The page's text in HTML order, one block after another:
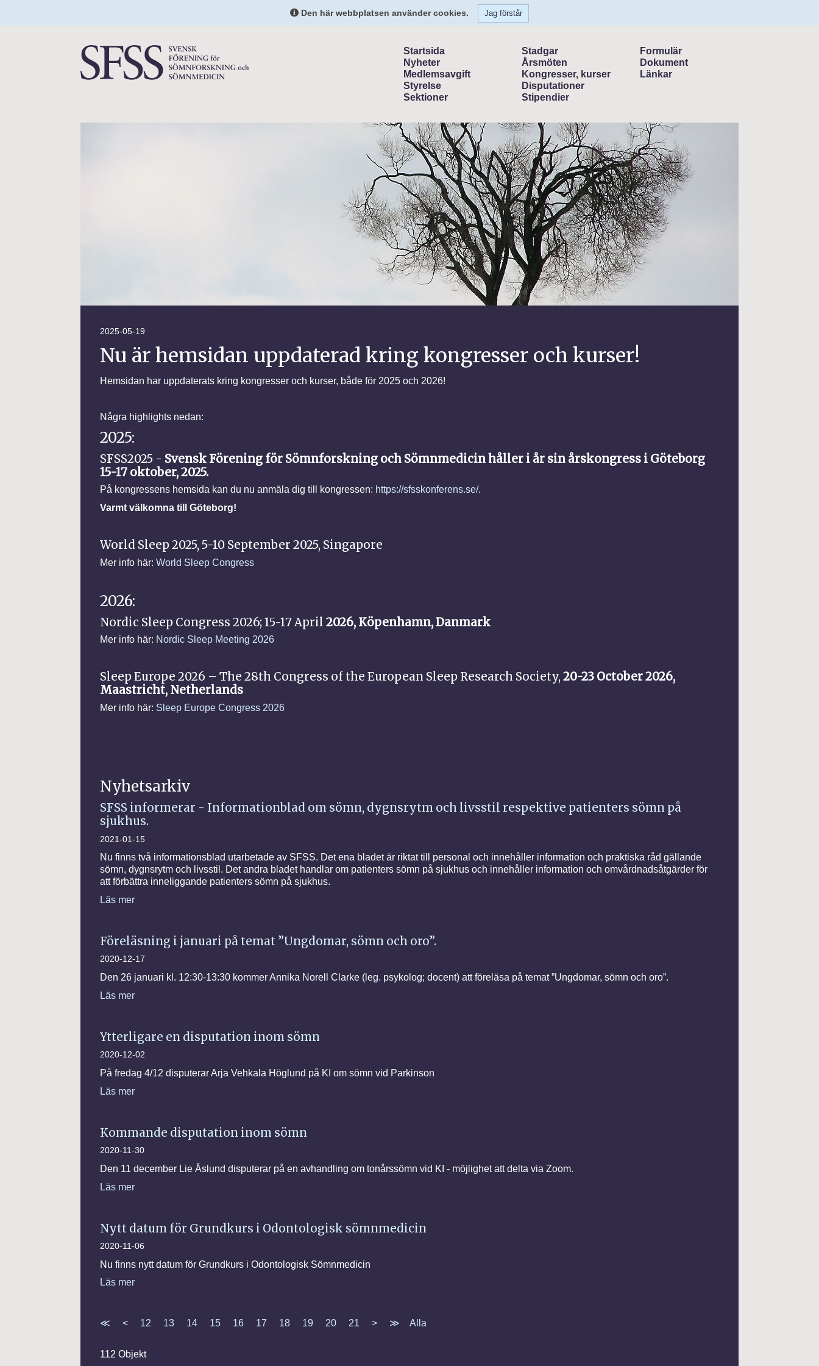
Den här webbplatsen använder cookies. Jag förstår
Startsida
Nyheter
Medlemsavgift
Styrelse
Sektioner
Stadgar
Årsmöten
Kongresser, kurser
Disputationer
Stipendier
Formulär
Dokument
Länkar
2025-05-19
Nu är hemsidan uppdaterad kring kongresser och kurser!
Hemsidan har uppdaterats kring kongresser och kurser, både för 2025 och 2026!
Några highlights nedan:
2025:
SFSS2025 - Svensk Förening för Sömnforskning och Sömnmedicin håller i år sin årskongress i Göteborg
15-17 oktober, 2025.
På kongressens hemsida kan du nu anmäla dig till kongressen: https://sfsskonferens.se/.
Varmt välkomna till Göteborg!
World Sleep 2025, 5-10 September 2025, Singapore
Mer info här: World Sleep Congress
2026:
Nordic Sleep Congress 2026; 15-17 April 2026, Köpenhamn, Danmark
Mer info här: Nordic Sleep Meeting 2026
Sleep Europe 2026 – The 28th Congress of the European Sleep Research Society, 20-23 October 2026,
Maastricht, Netherlands
Mer info här: Sleep Europe Congress 2026
Nyhetsarkiv
SFSS informerar - Informationblad om sömn, dygnsrytm och livsstil respektive patienters sömn på
sjukhus.
2021-01-15
Nu finns två informationsblad utarbetade av SFSS. Det ena bladet är riktat till personal och innehåller information och praktiska råd gällande
sömn, dygnsrytm och livsstil. Det andra bladet handlar om patienters sömn på sjukhus och innehåller information och omvårdnadsåtgärder för
att förbättra inneliggande patienters sömn på sjukhus.
Läs mer
Föreläsning i januari på temat ”Ungdomar, sömn och oro”.
2020-12-17
Den 26 januari kl. 12:30-13:30 kommer Annika Norell Clarke (leg. psykolog; docent) att föreläsa på temat ”Ungdomar, sömn och oro”.
Läs mer
Ytterligare en disputation inom sömn
2020-12-02
På fredag 4/12 disputerar Arja Vehkala Höglund på KI om sömn vid Parkinson
Läs mer
Kommande disputation inom sömn
2020-11-30
Den 11 december Lie Åslund disputerar på en avhandling om tonårssömn vid KI - möjlighet att delta via Zoom.
Läs mer
Nytt datum för Grundkurs i Odontologisk sömnmedicin
2020-11-06
Nu finns nytt datum för Grundkurs i Odontologisk Sömnmedicin
Läs mer
≪ < 12 13 14 15 16 17 18 19 20 21 > ≫ Alla
112 Objekt